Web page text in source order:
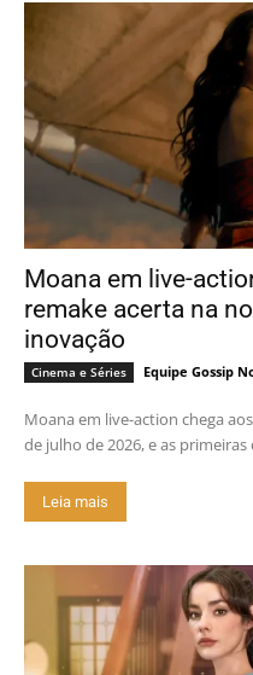
Moana em live-
remake acerta na
inovação
Cinema e Séries Equipe Gossip
Moana em live-action chega
de julho de 2026, e as
Leia mais